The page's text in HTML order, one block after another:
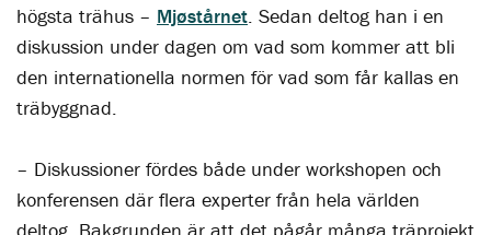
högsta trähus – Mjøstårnet. Sedan deltog han i en
diskussion under dagen om vad som kommer att bli
den internationella normen för vad som får kallas en
träbyggnad.
– Diskussioner fördes både under workshopen och
konferensen där flera experter från hela världen